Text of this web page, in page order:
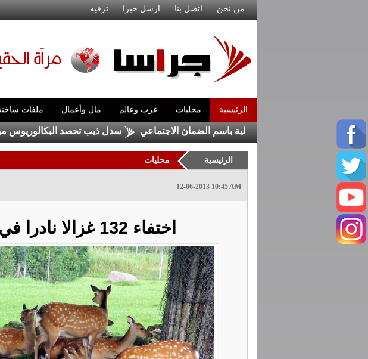
من نحن اتصل بنا ارسل خبرا ترفيه
الرئيسية محليات عرب وعالم مال وأعمال ملفات
رسائل واتساب احتيالية باسم الضمان الاجتماعي سدل ذيب تحصد البكالوريوس من الجامعة
الرئيسية محليات
12-06-2013 10:45 AM
اختفاء 132 غزالا نادرا في جرش